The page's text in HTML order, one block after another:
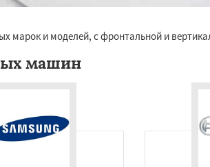
марок и моделей, с фронтальной и
машин